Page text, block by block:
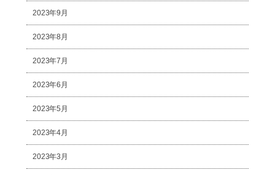
2023年9月
2023年8月
2023年7月
2023年6月
2023年5月
2023年4月
2023年3月